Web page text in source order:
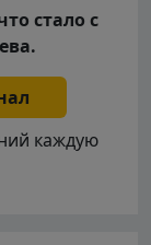
стало с
каждую